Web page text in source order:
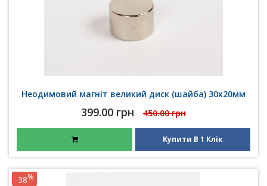
Неодимовий магніт великий диск (шайба) 30х20мм
399.00 грн 450.00 грн
Купити В 1 Клік
-38%